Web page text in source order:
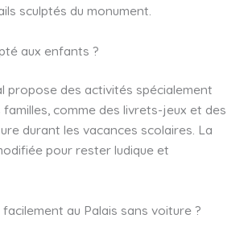
sculptés du monument.
aux enfants ?
propose des activités spécialement
comme des livrets-jeux et des
durant les vacances scolaires. La
pour rester ludique et
au Palais sans voiture ?